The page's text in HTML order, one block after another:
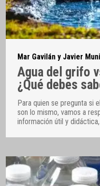
Mar Gavilán y Javier
Agua del grifo
¿Qué debes
Para quien se pregunta si
son lo mismo, vamos a
información útil y